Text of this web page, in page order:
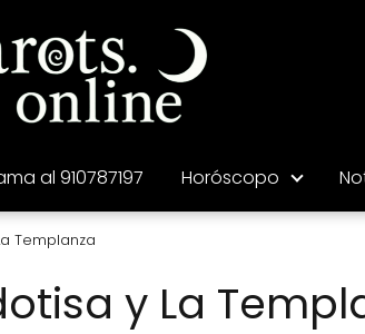
al 910787197 Horóscopo
Templanza
y La